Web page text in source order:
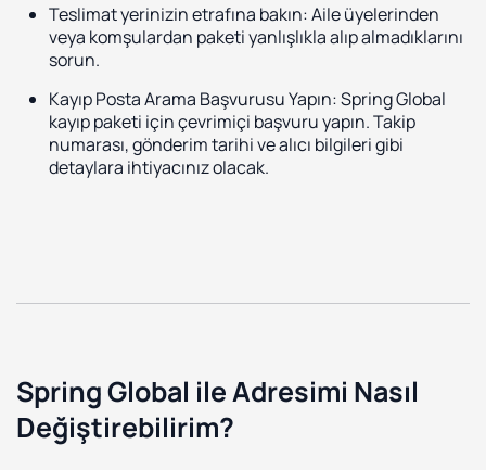
Teslimat yerinizin etrafına bakın: Aile üyelerinden
veya komşulardan paketi yanlışlıkla alıp almadıklarını
sorun.
Kayıp Posta Arama Başvurusu Yapın: Spring Global
kayıp paketi için çevrimiçi başvuru yapın. Takip
numarası, gönderim tarihi ve alıcı bilgileri gibi
detaylara ihtiyacınız olacak.
Spring Global ile Adresimi Nasıl
Değiştirebilirim?